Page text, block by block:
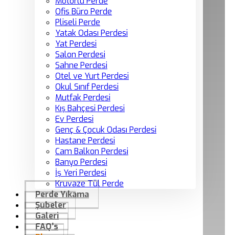
Ofis Büro Perde
Pliseli Perde
Yatak Odası Perdesi
Yat Perdesi
Salon Perdesi
Sahne Perdesi
Otel ve Yurt Perdesi
Okul Sınıf Perdesi
Mutfak Perdesi
Kış Bahçesi Perdesi
Ev Perdesi
Genç & Çocuk Odası Perdesi
Hastane Perdesi
Cam Balkon Perdesi
Banyo Perdesi
İş Yeri Perdesi
Kruvaze Tül Perde
Perde Yıkama
Şubeler
Galeri
FAQ’s